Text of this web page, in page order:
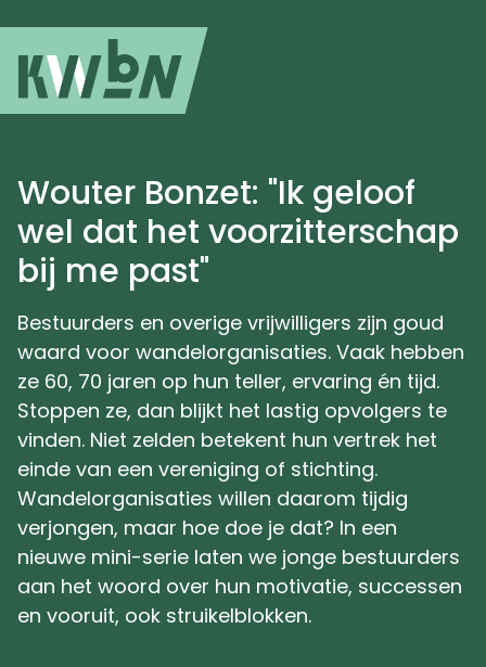
Wouter Bonzet: "Ik geloof
wel dat het voorzitterschap
bij me past"
Bestuurders en overige vrijwilligers zijn goud
waard voor wandelorganisaties. Vaak hebben
ze 60, 70 jaren op hun teller, ervaring én tijd.
Stoppen ze, dan blijkt het lastig opvolgers te
vinden. Niet zelden betekent hun vertrek het
einde van een vereniging of stichting.
Wandelorganisaties willen daarom tijdig
verjongen, maar hoe doe je dat? In een
nieuwe mini-serie laten we jonge bestuurders
aan het woord over hun motivatie, successen
en vooruit, ook struikelblokken.